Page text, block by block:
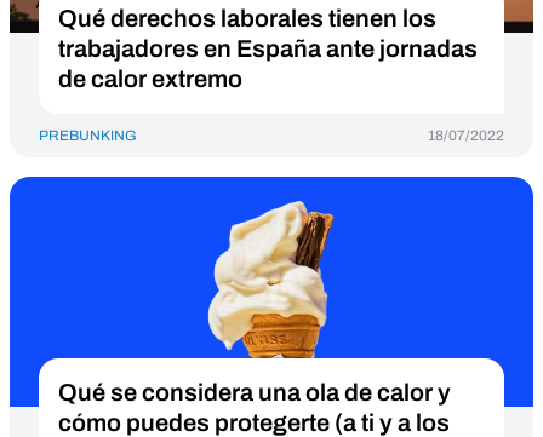
Qué derechos laborales tienen los
trabajadores en España ante jornadas
de calor extremo
PREBUNKING 18/07/2022
Qué se considera una ola de calor y
cómo puedes protegerte (a ti y a los